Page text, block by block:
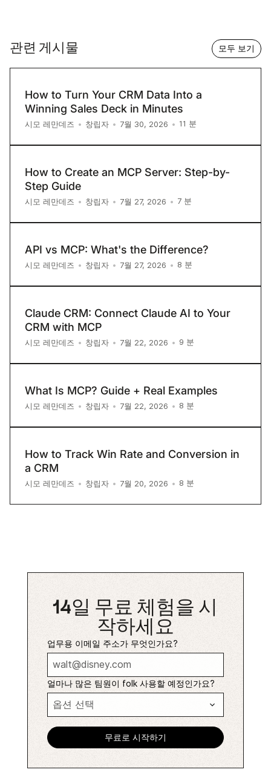
관련 게시물 모두 보기
How to Turn Your CRM Data Into a
Winning Sales Deck in Minutes
시모 레만데즈 • 창립자 • 7월 30, 2026 • 11 분
How to Create an MCP Server: Step-by-
Step Guide
시모 레만데즈 • 창립자 • 7월 27, 2026 • 7 분
API vs MCP: What's the Difference?
시모 레만데즈 • 창립자 • 7월 27, 2026 • 8 분
Claude CRM: Connect Claude AI to Your
CRM with MCP
시모 레만데즈 • 창립자 • 7월 22, 2026 • 9 분
What Is MCP? Guide + Real Examples
시모 레만데즈 • 창립자 • 7월 22, 2026 • 8 분
How to Track Win Rate and Conversion in
a CRM
시모 레만데즈 • 창립자 • 7월 20, 2026 • 8 분
14일 무료 체험을 시
작하세요
업무용 이메일 주소가 무엇인가요?
얼마나 많은 팀원이 folk 사용할 예정인가요?